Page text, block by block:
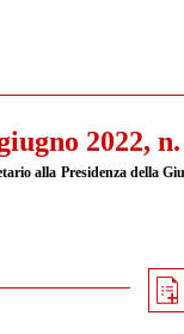
2022,
alla Presidenza della